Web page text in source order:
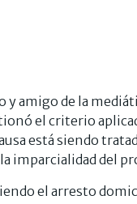
y amigo de la
el criterio
está siendo
imparcialidad del
el arresto